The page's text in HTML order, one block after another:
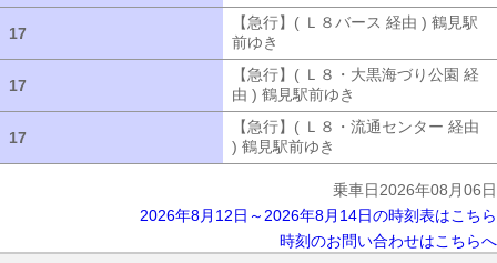
17
【急行】( Ｌ８バース 経由 ) 鶴見駅
前ゆき
17
【急行】( Ｌ８・大黒海づり公園 経
由 ) 鶴見駅前ゆき
17
【急行】( Ｌ８・流通センター 経由
) 鶴見駅前ゆき
乗車日2026年08月06日
2026年8月12日～2026年8月14日の時刻表はこちら
時刻のお問い合わせはこちらへ